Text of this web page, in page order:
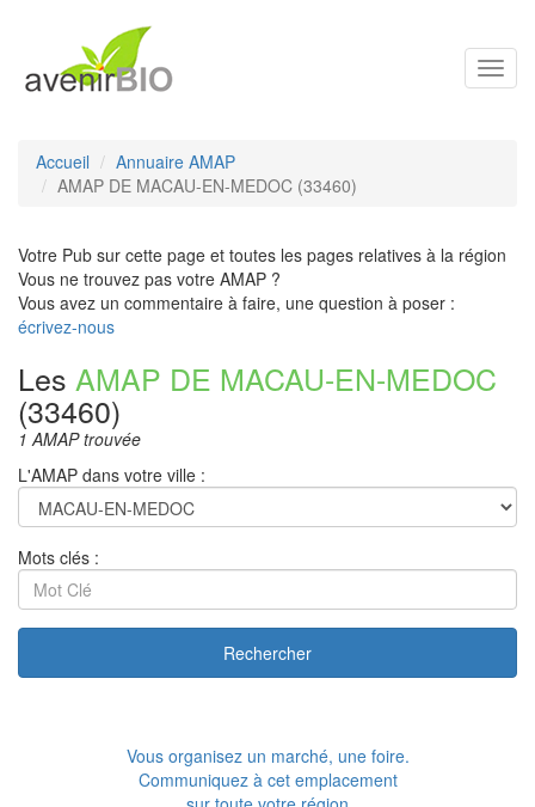
Accueil
Annuaire AMAP
AMAP DE MACAU-EN-MEDOC (33460)
Votre Pub sur cette page et toutes les pages relatives à la région
Vous ne trouvez pas votre AMAP ?
Vous avez un commentaire à faire, une question à poser :
écrivez-nous
Les AMAP DE MACAU-EN-MEDOC
(33460)
1 AMAP trouvée
L'AMAP dans votre ville :
Mots clés :
Rechercher
Vous organisez un marché, une foire.
Communiquez à cet emplacement